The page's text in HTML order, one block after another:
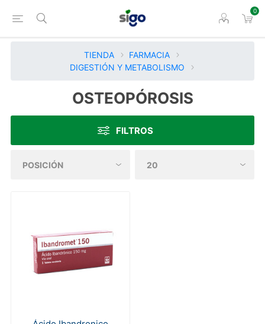
0
TIENDA
FARMACIA
DIGESTIÓN Y METABOLISMO
OSTEOPÓROSIS
FILTROS